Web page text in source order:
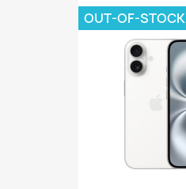
OUT-OF-STOCK